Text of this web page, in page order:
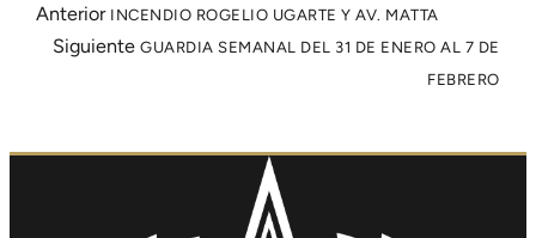
Anterior INCENDIO ROGELIO UGARTE Y AV. MATTA
Siguiente GUARDIA SEMANAL DEL 31 DE ENERO AL 7 DE
FEBRERO